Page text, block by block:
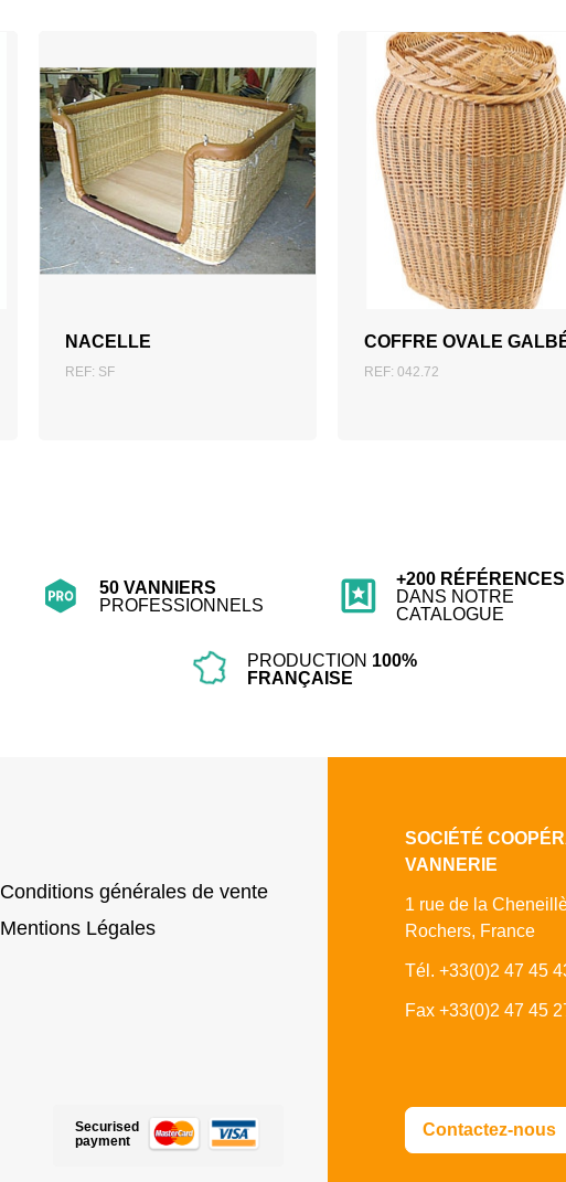
NACELLE
REF: SF
AJOUTER AU DEVIS
COFFRE OVALE
REF: 042.72
AJOUTER AU DEVIS
50 VANNIERS
PROFESSIONNELS
+200 RÉFÉRENCES
DANS NOTRE
CATALOGUE
PRODUCTION 100%
FRANÇAISE
Conditions générales de vente
Mentions Légales
SOCIÉTÉ
VANNERIE
1 rue de la
Rochers, France
Tél. +33(0)2 47 45
Fax +33(0)2 47 45
Securised
payment
Contactez-nous